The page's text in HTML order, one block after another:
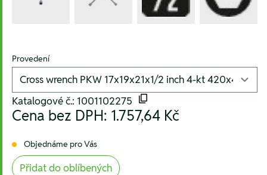
Provedení
Katalogové č.: 1001102275
Cena bez DPH: 1.757,64 Kč
Objednáme pro Vás
Přidat do oblíbených